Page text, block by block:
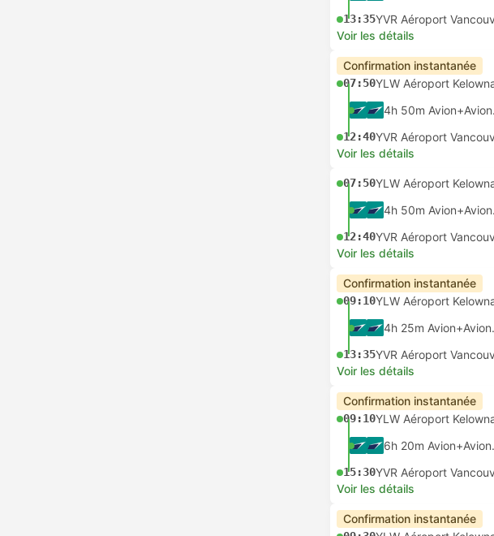
13:35YVR Aéroport
Voir les détails
Confirmation instantanée
07:50YLW Aéroport
4h 50m Avion+Avion.
12:40YVR Aéroport
Voir les détails
07:50YLW Aéroport
4h 50m Avion+Avion.
12:40YVR Aéroport
Voir les détails
Confirmation instantanée
09:10YLW Aéroport
4h 25m Avion+Avion.
13:35YVR Aéroport
Voir les détails
Confirmation instantanée
09:10YLW Aéroport
6h 20m Avion+Avion.
15:30YVR Aéroport
Voir les détails
Confirmation instantanée